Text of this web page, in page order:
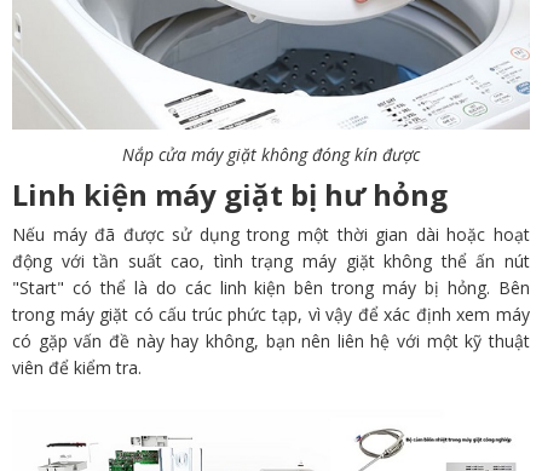
Nắp cửa máy giặt không đóng kín được
Linh kiện máy giặt bị hư hỏng
Nếu máy đã được sử dụng trong một thời gian dài hoặc hoạt
động với tần suất cao, tình trạng máy giặt không thể ấn nút
"Start" có thể là do các linh kiện bên trong máy bị hỏng. Bên
trong máy giặt có cấu trúc phức tạp, vì vậy để xác định xem máy
có gặp vấn đề này hay không, bạn nên liên hệ với một kỹ thuật
viên để kiểm tra.